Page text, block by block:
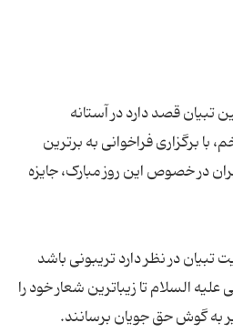
قصد دارد در آستانه
برگزاری فراخوانی به برترین
در خصوص این روز مبارک، جایزه
در نظر دارد تریبونی باشد
السلام تا زیباترین شعار خود را